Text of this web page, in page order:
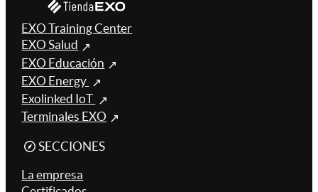
EXO Training Center
EXO Salud
EXO Educación
EXO Energy
Exolinked IoT
Terminales EXO
SECCIONES
La empresa